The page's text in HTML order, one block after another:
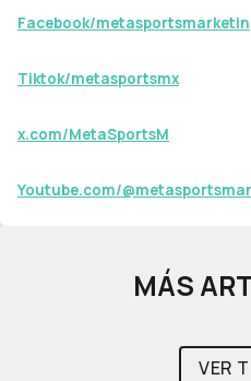
Facebook/
Tiktok/metasportsmx
x.com/MetaSportsM
Youtube.com/
MÁS
VER